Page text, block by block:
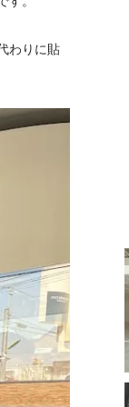
わりに貼